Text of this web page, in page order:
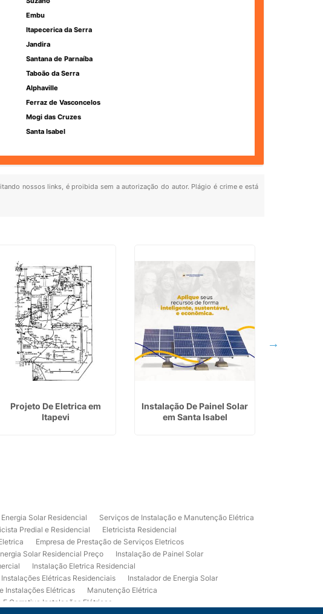
Embu
Itapecerica da Serra
Jandira
Santana de Parnaíba
Taboão da Serra
Alphaville
Ferraz de Vasconcelos
Mogi das Cruzes
Santa Isabel
nossos links, é proibida sem a autorização do autor. Plágio é crime e está
Projeto De Eletrica em
Itapevi
Instalação De Painel Solar
em Santa Isabel
Solar Residencial
Serviços de Instalação e Manutenção Elétrica
Predial e Residencial
Eletricista Residencial
Empresa de Prestação de Serviços Eletricos
Solar Residencial Preço
Instalação de Painel Solar
Instalação Eletrica Residencial
Instalações Elétricas Residenciais
Instalador de Energia Solar
Instalações Elétricas
Manutenção Elétrica
Corretiva Instalações Elétricas